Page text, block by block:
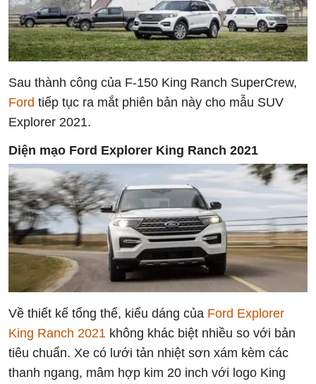
Sau thành công của F-150 King Ranch SuperCrew,
Ford tiếp tục ra mắt phiên bản này cho mẫu SUV
Explorer 2021.
Diện mạo Ford Explorer King Ranch 2021
Về thiết kế tổng thể, kiểu dáng của Ford Explorer
King Ranch 2021 không khác biệt nhiều so với bản
tiêu chuẩn. Xe có lưới tản nhiệt sơn xám kèm các
thanh ngang, mâm hợp kim 20 inch với logo King